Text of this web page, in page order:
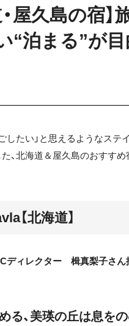
・屋久島の宿
“泊まる”が目
したい」と思えるようなス
、北海道＆屋久島のおすすめ
【北海道】
ディレクター 楫真梨子さん
る、美瑛の丘は息を